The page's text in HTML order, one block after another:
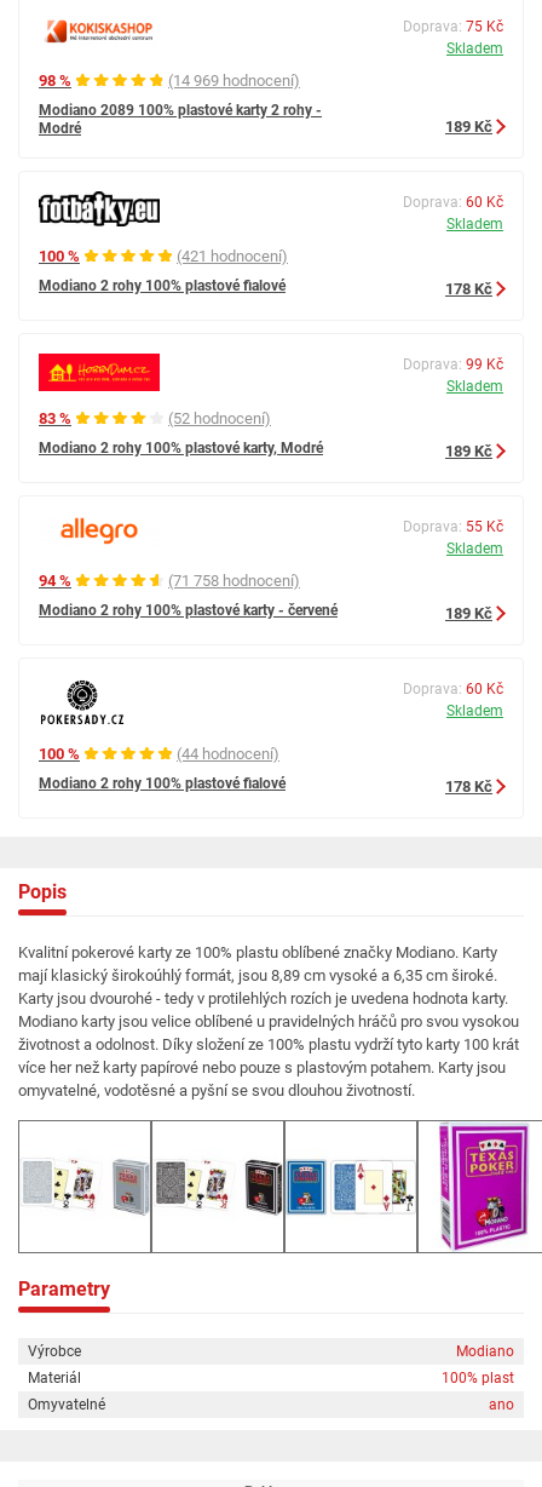
98 % (14 969 hodnocení)
Modiano 2089 100% plastové karty 2 rohy -
Modré
Doprava: 75 Kč
Skladem
189 Kč
100 % (421 hodnocení)
Modiano 2 rohy 100% plastové fialové
Doprava: 60 Kč
Skladem
178 Kč
83 % (52 hodnocení)
Modiano 2 rohy 100% plastové karty, Modré
Doprava: 99 Kč
Skladem
189 Kč
94 % (71 758 hodnocení)
Modiano 2 rohy 100% plastové karty - červené
Doprava: 55 Kč
Skladem
189 Kč
100 % (44 hodnocení)
Modiano 2 rohy 100% plastové fialové
Doprava: 60 Kč
Skladem
178 Kč
Popis
Kvalitní pokerové karty ze 100% plastu oblíbené značky Modiano. Karty
mají klasický širokoúhlý formát, jsou 8,89 cm vysoké a 6,35 cm široké.
Karty jsou dvourohé - tedy v protilehlých rozích je uvedena hodnota karty.
Modiano karty jsou velice oblíbené u pravidelných hráčů pro svou vysokou
životnost a odolnost. Díky složení ze 100% plastu vydrží tyto karty 100 krát
více her než karty papírové nebo pouze s plastovým potahem. Karty jsou
omyvatelné, vodotěsné a pyšní se svou dlouhou životností.
Parametry
Výrobce
Modiano
Materiál
100% plast
Omyvatelné
ano